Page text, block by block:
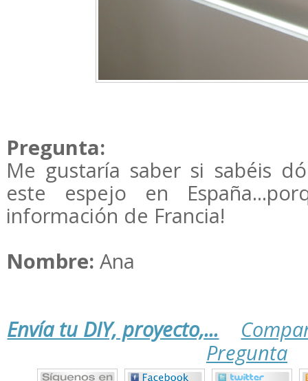
Pregunta:
Me gustaría saber si sabéis
este espejo en
información de Francia!
Nombre: Ana
Envía tu DIY, proyecto,...
Pregunta